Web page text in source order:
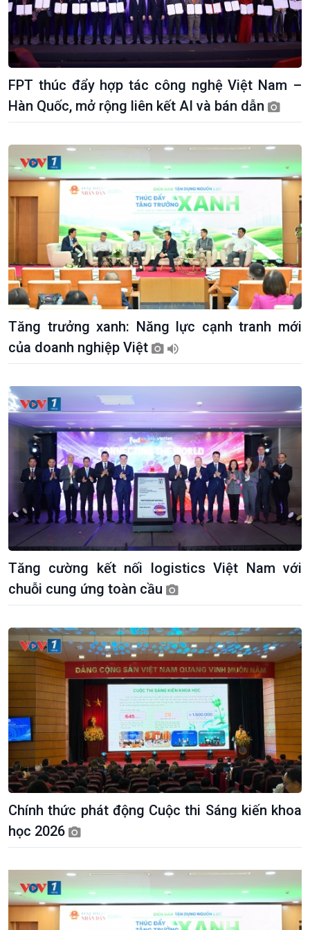
Tin Kinh tế
Trước giờ mở cửa
Dòng chảy Kinh tế
Sức sống hàng Việt
Khởi nghiệp
Tuyên chiến với gian lận
thương mại
Nông nghiệp & Biển đảo
Tin Nông nghiệp & Biển
đảo
Mùa vàng
Biển đảo Việt Nam
Tâm tình biên giới và hải
đảo
Tìm hiểu biển, đảo Việt
FPT thúc đẩy hợp tác công nghệ Việt Nam –
Hàn Quốc, mở rộng liên kết AI và bán dẫn
Tăng trưởng xanh: Năng lực cạnh tranh mới
của doanh nghiệp Việt
Tăng cường kết nối logistics Việt Nam với
chuỗi cung ứng toàn cầu
Chính thức phát động Cuộc thi Sáng kiến khoa
học 2026